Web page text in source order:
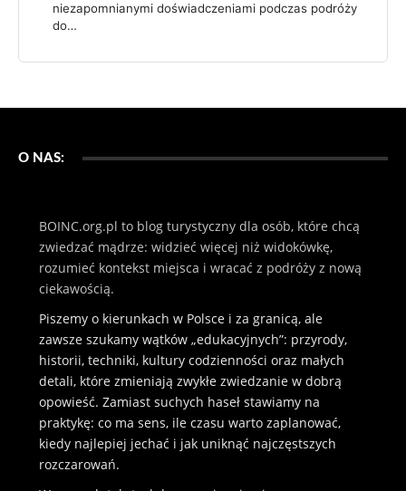
niezapomnianymi doświadczeniami podczas podróży
do…
O NAS:
BOINC.org.pl to blog turystyczny dla osób, które chcą
zwiedzać mądrze: widzieć więcej niż widokówkę,
rozumieć kontekst miejsca i wracać z podróży z nową
ciekawością.
Piszemy o kierunkach w Polsce i za granicą, ale
zawsze szukamy wątków „edukacyjnych”: przyrody,
historii, techniki, kultury codzienności oraz małych
detali, które zmieniają zwykłe zwiedzanie w dobrą
opowieść. Zamiast suchych haseł stawiamy na
praktykę: co ma sens, ile czasu warto zaplanować,
kiedy najlepiej jechać i jak uniknąć najczęstszych
rozczarowań.